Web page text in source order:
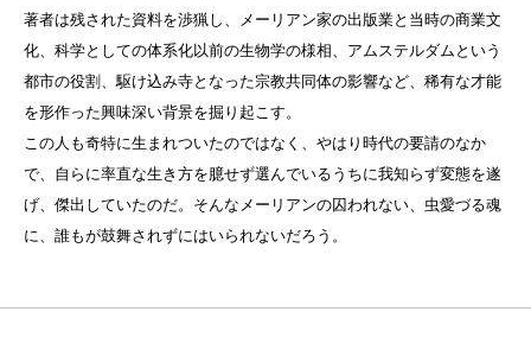
著者は残された資料を渉猟し、メーリアン家の出版業と当時の商業文
化、科学としての体系化以前の生物学の様相、アムステルダムという
都市の役割、駆け込み寺となった宗教共同体の影響など、稀有な才能
を形作った興味深い背景を掘り起こす。
この人も奇特に生まれついたのではなく、やはり時代の要請のなか
で、自らに率直な生き方を臆せず選んでいるうちに我知らず変態を遂
げ、傑出していたのだ。そんなメーリアンの囚われない、虫愛づる魂
に、誰もが鼓舞されずにはいられないだろう。